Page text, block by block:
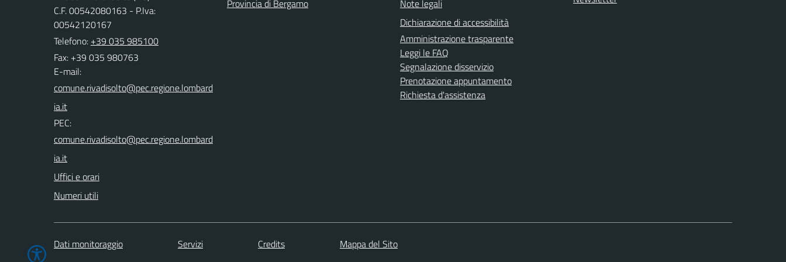
C.F. 00542080163 - P.Iva:
00542120167
Telefono: +39 035 985100
Fax: +39 035 980763
E-mail:
PEC:
Uffici e orari
Numeri utili
Provincia di Bergamo
Note legali
Dichiarazione di accessibilità
Amministrazione trasparente
Leggi le FAQ
Segnalazione disservizio
Prenotazione appuntamento
Richiesta d'assistenza
Dati monitoraggio Servizi Credits Mappa del Sito